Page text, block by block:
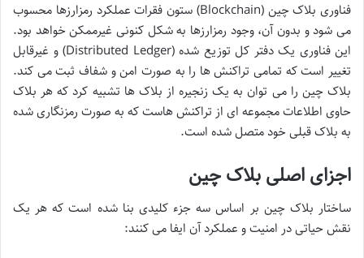
فناوری بلاک چین (Blockchain) ستون فقرات عملکرد رمزارزها محسوب
می شود و بدون آن، وجود رمزارزها به شکل کنونی غیرممکن خواهد بود.
این فناوری یک دفتر کل توزیع شده (Distributed Ledger) و غیرقابل
تغییر است که تمامی تراکنش ها را به صورت امن و شفاف ثبت می کند.
بلاک چین را می توان به یک زنجیره از بلاک ها تشبیه کرد که هر بلاک
حاوی اطلاعات مجموعه ای از تراکنش هاست که به صورت رمزنگاری شده
به بلاک قبلی خود متصل شده است.
اجزای اصلی بلاک چین
ساختار بلاک چین بر اساس سه جزء کلیدی بنا شده است که هر یک
نقش حیاتی در امنیت و عملکرد آن ایفا می کنند: